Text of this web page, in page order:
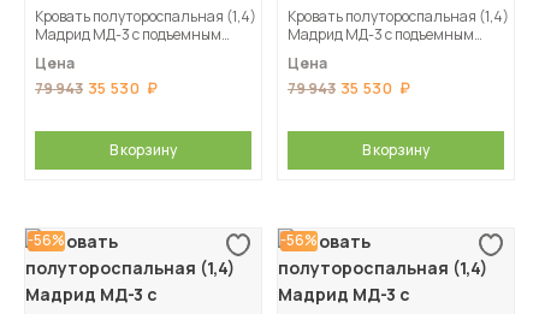
Кровать полутороспальная (1,4)
Мадрид МД-3 с подъемным
Цена
79 943 35 530
В корзину
Кровать полутороспальная (1,4)
Мадрид МД-3 с подъемным
Цена
79 943 35 530
В корзину
-56% -56%